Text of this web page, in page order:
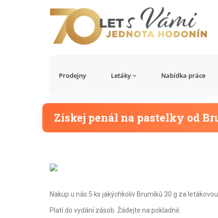
Prodejny Letáky Nabídka práce
Získej penál na pastelky od
Nakup u nás 5 ks jakýchkoliv Brumíků 30 g za
Platí do vydání zásob. Žádejte na pokladně.